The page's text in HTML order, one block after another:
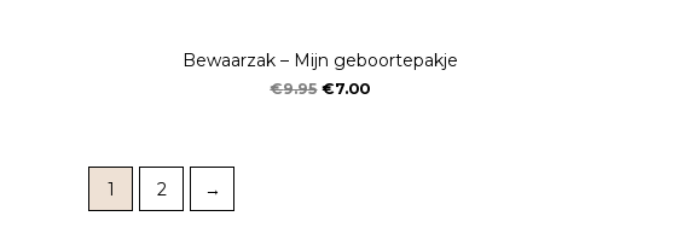
Bewaarzak – Mijn geboortepakje
€9.95 €7.00
1 2 →